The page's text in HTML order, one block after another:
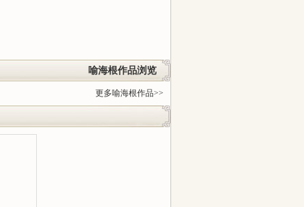
喻海根作品浏览
更多喻海根作品>>